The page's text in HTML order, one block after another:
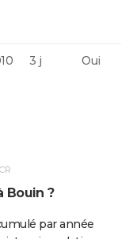
3 j Oui
5 j Non
Bouin ?
par année